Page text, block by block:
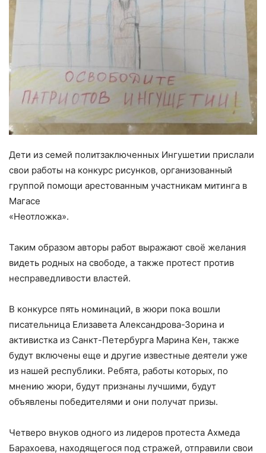
Дети из семей политзаключенных Ингушетии прислали
свои работы на конкурс рисунков, организованный
группой помощи арестованным участникам митинга в
Магасе
«Неотложка».
Таким образом авторы работ выражают своё желания
видеть родных на свободе, а также протест против
несправедливости властей.
В конкурсе пять номинаций, в жюри пока вошли
писательница Елизавета Александрова-Зорина и
активистка из Санкт-Петербурга Марина Кен, также
будут включены еще и другие известные деятели уже
из нашей республики. Ребята, работы которых, по
мнению жюри, будут признаны лучшими, будут
объявлены победителями и они получат призы.
Четверо внуков одного из лидеров протеста Ахмеда
Барахоева, находящегося под стражей, отправили свои